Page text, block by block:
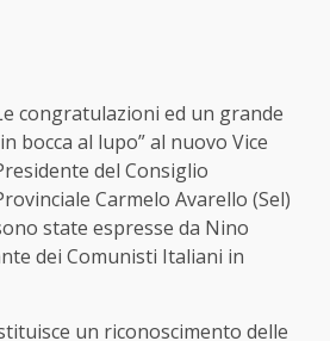
congratulazioni ed un grande
bocca al lupo” al nuovo Vice
del Consiglio
Carmelo Avarello (Sel)
state espresse da Nino
dei Comunisti Italiani in
un riconoscimento delle